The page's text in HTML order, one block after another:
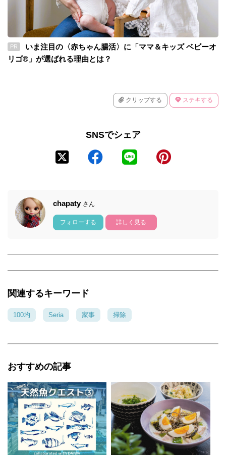
PR
いま注目の〈赤ちゃん腸活〉に「ママ＆キッズ ベビーオ
リゴ®」が選ばれる理由とは？
クリップする ステキする
SNSでシェア
chapaty さん
フォローする 詳しく見る
関連するキーワード
100均 Seria 家事 掃除
おすすめの記事